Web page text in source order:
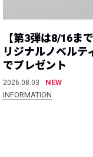
【第3弾は8/16ま
リジナルノベルテ
でプレゼント
2026.08.03
NEW
INFORMATION